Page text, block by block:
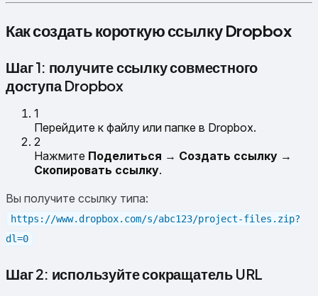
Как создать короткую ссылку Dropbox
Шаг 1: получите ссылку совместного
доступа Dropbox
1
Перейдите к файлу или папке в Dropbox.
2
Нажмите Поделиться → Создать ссылку →
Скопировать ссылку.
Вы получите ссылку типа:
https://www.dropbox.com/s/abc123/project-files.zip?
dl=0
Шаг 2: используйте сокращатель URL